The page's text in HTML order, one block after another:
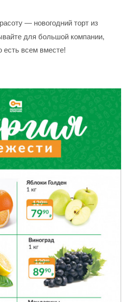
— новогодний торт из
для большой компании,
есть всем вместе!